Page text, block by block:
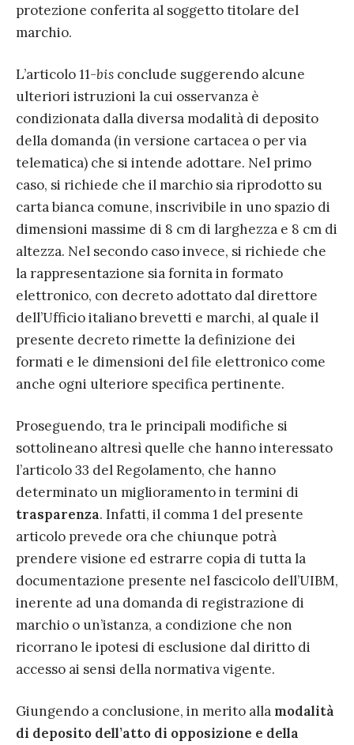
protezione conferita al soggetto titolare del
marchio.
L’articolo 11-bis conclude suggerendo alcune
ulteriori istruzioni la cui osservanza è
condizionata dalla diversa modalità di deposito
della domanda (in versione cartacea o per via
telematica) che si intende adottare. Nel primo
caso, si richiede che il marchio sia riprodotto su
carta bianca comune, inscrivibile in uno spazio di
dimensioni massime di 8 cm di larghezza e 8 cm di
altezza. Nel secondo caso invece, si richiede che
la rappresentazione sia fornita in formato
elettronico, con decreto adottato dal direttore
dell’Ufficio italiano brevetti e marchi, al quale il
presente decreto rimette la definizione dei
formati e le dimensioni del file elettronico come
anche ogni ulteriore specifica pertinente.
Proseguendo, tra le principali modifiche si
sottolineano altresì quelle che hanno interessato
l’articolo 33 del Regolamento, che hanno
determinato un miglioramento in termini di
trasparenza. Infatti, il comma 1 del presente
articolo prevede ora che chiunque potrà
prendere visione ed estrarre copia di tutta la
documentazione presente nel fascicolo dell’UIBM,
inerente ad una domanda di registrazione di
marchio o un’istanza, a condizione che non
ricorrano le ipotesi di esclusione dal diritto di
accesso ai sensi della normativa vigente.
Giungendo a conclusione, in merito alla modalità
di deposito dell’atto di opposizione e della